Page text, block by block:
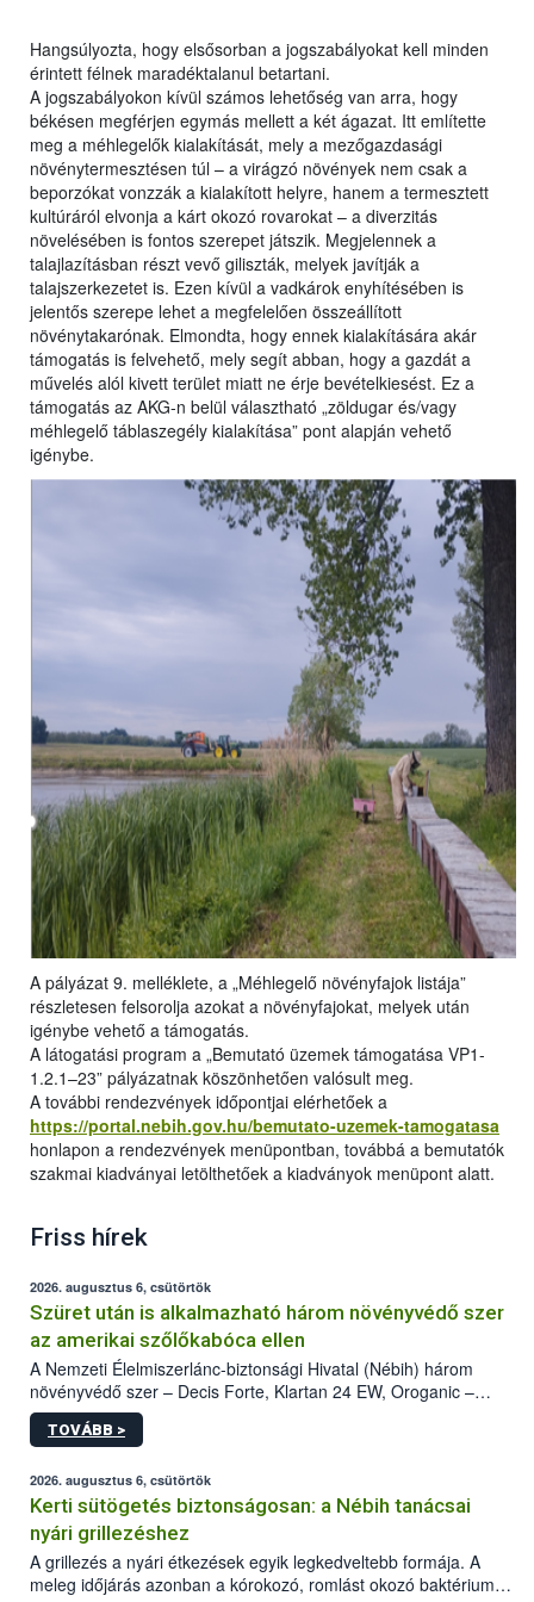
Hangsúlyozta, hogy elsősorban a jogszabályokat kell minden
érintett félnek maradéktalanul betartani.
A jogszabályokon kívül számos lehetőség van arra, hogy
békésen megférjen egymás mellett a két ágazat. Itt említette
meg a méhlegelők kialakítását, mely a mezőgazdasági
növénytermesztésen túl – a virágzó növények nem csak a
beporzókat vonzzák a kialakított helyre, hanem a termesztett
kultúráról elvonja a kárt okozó rovarokat – a diverzitás
növelésében is fontos szerepet játszik. Megjelennek a
talajlazításban részt vevő giliszták, melyek javítják a
talajszerkezetet is. Ezen kívül a vadkárok enyhítésében is
jelentős szerepe lehet a megfelelően összeállított
növénytakarónak. Elmondta, hogy ennek kialakítására akár
támogatás is felvehető, mely segít abban, hogy a gazdát a
művelés alól kivett terület miatt ne érje bevételkiesést. Ez a
támogatás az AKG-n belül választható „zöldugar és/vagy
méhlegelő táblaszegély kialakítása” pont alapján vehető
igénybe.
A pályázat 9. melléklete, a „Méhlegelő növényfajok listája”
részletesen felsorolja azokat a növényfajokat, melyek után
igénybe vehető a támogatás.
A látogatási program a „Bemutató üzemek támogatása VP1-
1.2.1–23” pályázatnak köszönhetően valósult meg.
A további rendezvények időpontjai elérhetőek a
https://portal.nebih.gov.hu/bemutato-uzemek-tamogatasa
honlapon a rendezvények menüpontban, továbbá a bemutatók
szakmai kiadványai letölthetőek a kiadványok menüpont alatt.
Friss hírek
2026. augusztus 6, csütörtök
Szüret után is alkalmazható három növényvédő szer
az amerikai szőlőkabóca ellen
A Nemzeti Élelmiszerlánc-biztonsági Hivatal (Nébih) három
növényvédő szer – Decis Forte, Klartan 24 EW, Oroganic –
engedélyokiratát módosította, így azok a szüretet követően,
egészen a vesszőérettség (BBCH 91) stádiumáig
érésű szőlőkben is legyen lehetőség a károsító elleni további
védekezésre. Az Oroganic készítmény kis kiszerelésben kiskerti
felhasználók számára is elérhető és ökológiai termesztésben is
engedélyezett.
TOVÁBB >
2026. augusztus 6, csütörtök
Kerti sütögetés biztonságosan: a Nébih tanácsai
nyári grillezéshez
A grillezés a nyári étkezések egyik legkedveltebb formája. A
meleg időjárás azonban a kórokozó, romlást okozó baktériumok